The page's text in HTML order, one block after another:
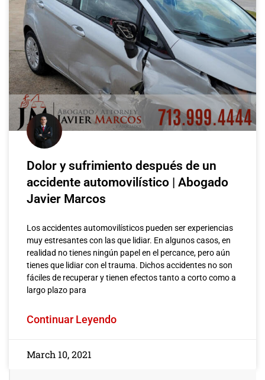
Dolor y sufrimiento después de un
accidente automovilístico | Abogado
Javier Marcos
Los accidentes automovilísticos pueden ser experiencias
muy estresantes con las que lidiar. En algunos casos, en
realidad no tienes ningún papel en el percance, pero aún
tienes que lidiar con el trauma. Dichos accidentes no son
fáciles de recuperar y tienen efectos tanto a corto como a
largo plazo para
Continuar Leyendo
March 10, 2021